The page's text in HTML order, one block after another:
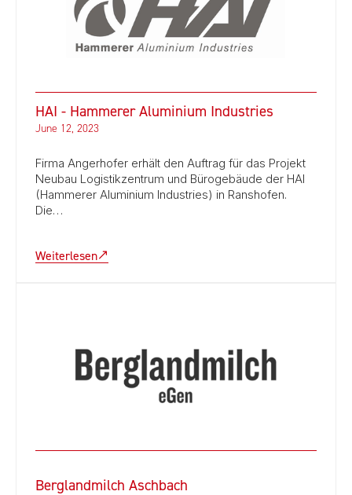
HAI - Hammerer Aluminium Industries
June 12, 2023
Firma Angerhofer erhält den Auftrag für das Projekt
Neubau Logistikzentrum und Bürogebäude der HAI
(Hammerer Aluminium Industries) in Ranshofen.
Die…
Weiterlesen
Berglandmilch Aschbach